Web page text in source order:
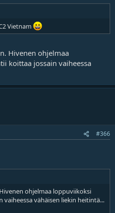
Vietnam
Hivenen ohjelmaa
koittaa jossain vaiheessa
#366
ohjelmaa loppuviikoksi
vähäisen liekin heitintä...